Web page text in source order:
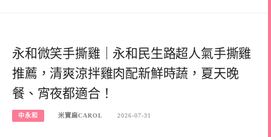
永和微笑手撕雞｜永和民生路超人氣手撕雞
推薦，清爽涼拌雞肉配新鮮時蔬，夏天晚
餐、宵夜都適合！
中永和 米寶麻CAROL 2026-07-31